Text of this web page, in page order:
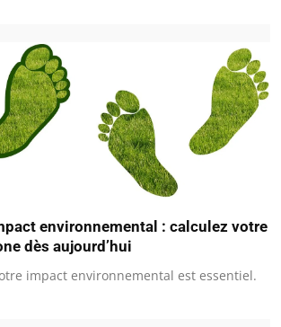
environnemental : calculez votre
dès aujourd’hui
impact environnemental est essentiel.